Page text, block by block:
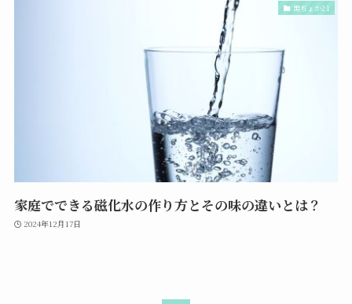
黒ぢょか21
家庭でできる磁化水の作り方とその味の違いとは？
2024年12月17日